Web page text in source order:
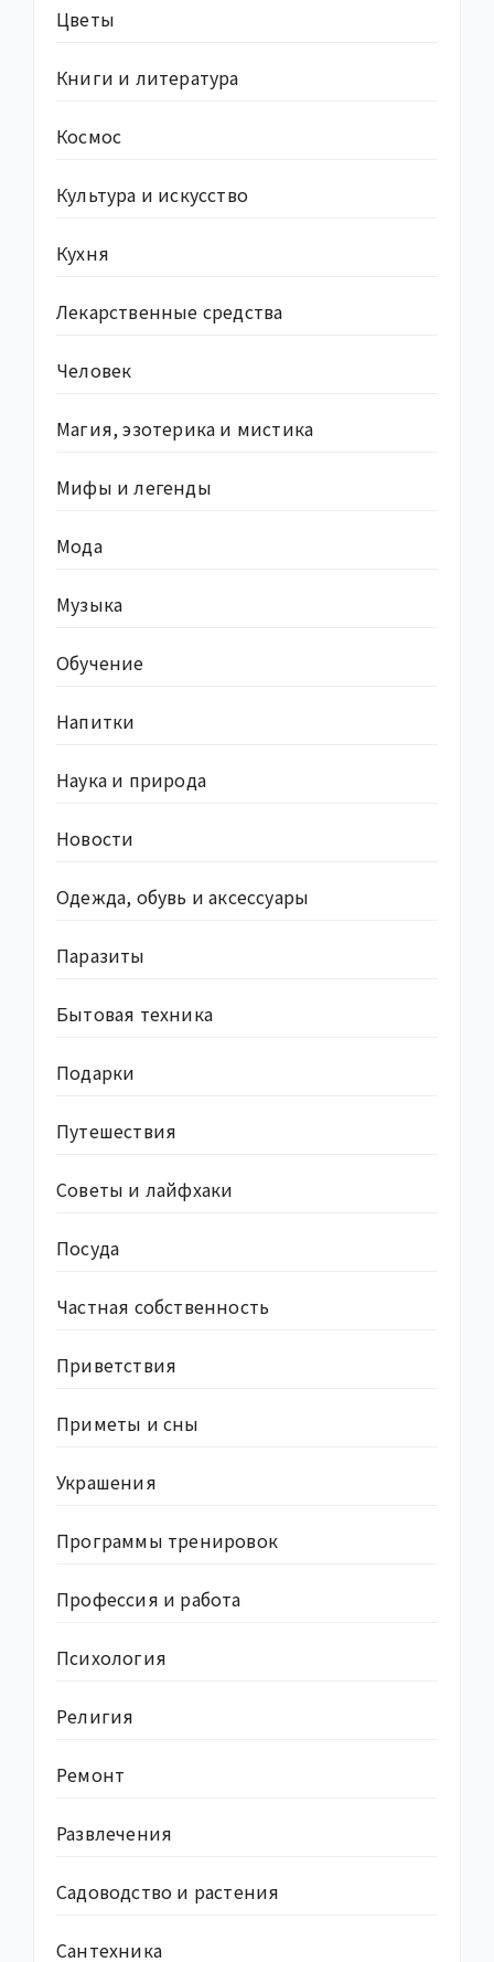
Цветы
Книги и литература
Космос
Культура и искусство
Кухня
Лекарственные средства
Человек
Магия, эзотерика и мистика
Мифы и легенды
Мода
Музыка
Обучение
Напитки
Наука и природа
Новости
Одежда, обувь и аксессуары
Паразиты
Бытовая техника
Подарки
Путешествия
Советы и лайфхаки
Посуда
Частная собственность
Приветствия
Приметы и сны
Украшения
Программы тренировок
Профессия и работа
Психология
Религия
Ремонт
Развлечения
Садоводство и растения
Сантехника